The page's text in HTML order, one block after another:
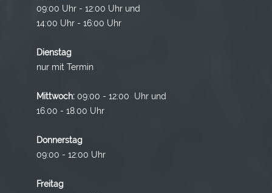
09:00 Uhr - 12:00 Uhr und
14:00 Uhr - 16:00 Uhr
Dienstag
nur mit Termin
Mittwoch: 09:00 - 12:00 Uhr und
16.00 - 18.00 Uhr
Donnerstag
09:00 - 12:00 Uhr
Freitag